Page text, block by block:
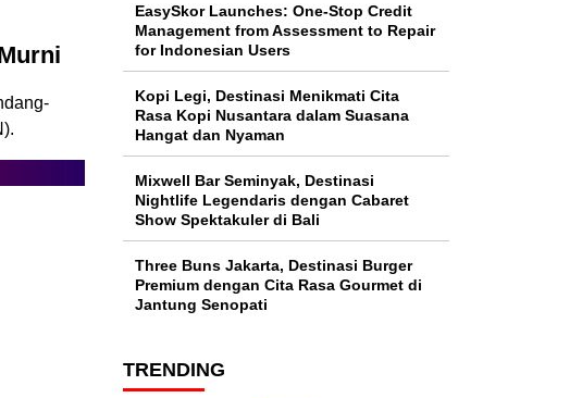
EasySkor Launches: One-Stop Credit
Management from Assessment to Repair
for Indonesian Users
Kopi Legi, Destinasi Menikmati Cita
Rasa Kopi Nusantara dalam Suasana
Hangat dan Nyaman
Mixwell Bar Seminyak, Destinasi
Nightlife Legendaris dengan Cabaret
Show Spektakuler di Bali
Three Buns Jakarta, Destinasi Burger
Premium dengan Cita Rasa Gourmet di
Jantung Senopati
TRENDING